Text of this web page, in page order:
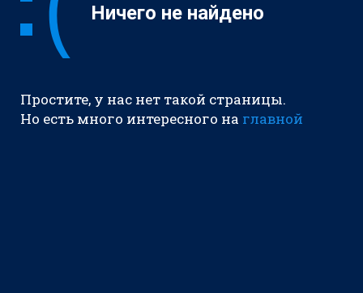
Ничего не найдено
Простите, у нас нет такой страницы.
Но есть много интересного на главной